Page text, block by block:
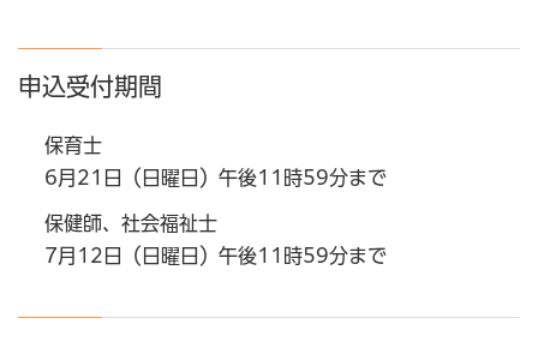
申込受付期間
保育士
6月21日（日曜日）午後11時59分まで
保健師、社会福祉士
7月12日（日曜日）午後11時59分まで